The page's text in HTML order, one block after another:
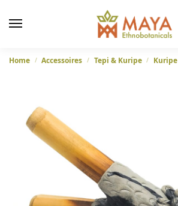
Home / Accessoires / Tepi & Kuripe / Kuripe